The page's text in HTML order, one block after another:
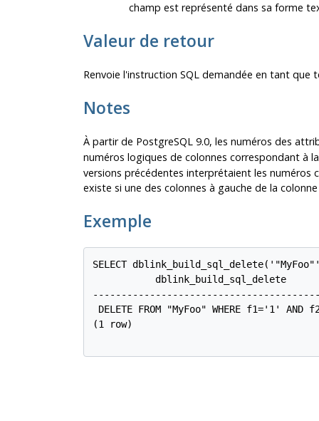
champ est représenté dans sa forme
Valeur de retour
Renvoie l'instruction SQL demandée en tant que
Notes
À partir de PostgreSQL9.0, les numéros des
numéros logiques de colonnes correspondant à
versions précédentes interprétaient les numéros
existe si une des colonnes à gauche de la
Exemple
SELECT
           dblink_build_sql_delete
DELETE FROM "MyFoo" WHERE f1='1' AND
(1 row)